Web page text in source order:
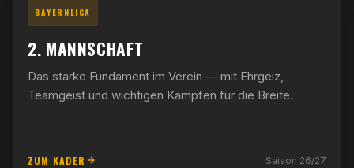
BAYERNLIGA
2. MANNSCHAFT
Das starke Fundament im Verein — mit Ehrgeiz,
Teamgeist und wichtigen Kämpfen für die Breite.
ZUM KADER Saison 26/27